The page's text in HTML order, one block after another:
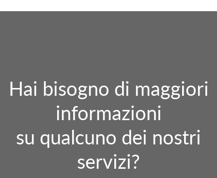
Hai bisogno di maggiori
informazioni
su qualcuno dei nostri
servizi?